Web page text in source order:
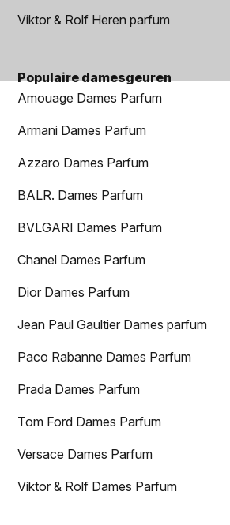
Viktor & Rolf Heren parfum
Populaire damesgeuren
Amouage Dames Parfum
Armani Dames Parfum
Azzaro Dames Parfum
BALR. Dames Parfum
BVLGARI Dames Parfum
Chanel Dames Parfum
Dior Dames Parfum
Jean Paul Gaultier Dames parfum
Paco Rabanne Dames Parfum
Prada Dames Parfum
Tom Ford Dames Parfum
Versace Dames Parfum
Viktor & Rolf Dames Parfum